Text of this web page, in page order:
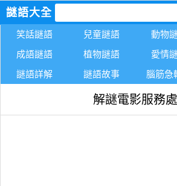
謎語大全
笑話謎語 兒童謎語 動物
成語謎語
植物謎語 愛情
謎語詳解
謎語故事 腦筋急
解謎電影服務處